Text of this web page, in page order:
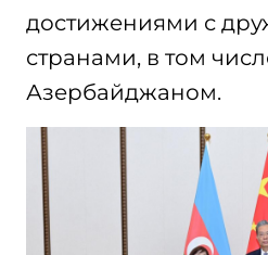
достижениями с
странами, в том
Азербайджаном.